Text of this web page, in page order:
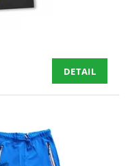
DETAIL